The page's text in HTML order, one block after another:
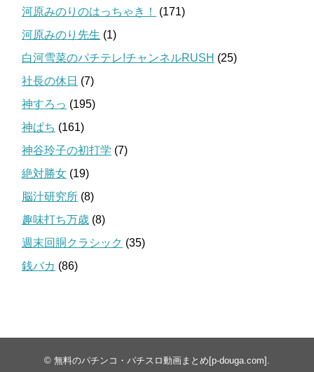
河原みのりのはっちゃき！
(171)
河原みのり先生 (1)
白河雪菜のパチテレ!チャンネルRUSH (25)
社長の休日 (7)
神すろっ (195)
神ぱち (161)
神谷玲子の初打学 (7)
絶対勝女 (19)
脳汁研究所 (8)
趣味打ち万歳 (8)
週末回胴クラシック (35)
銭バカ (86)
© 無料のパチンコ・パチスロ動画まとめ[p-douga.com] .